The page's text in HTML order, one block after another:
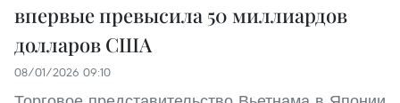
впервые превысила 50 миллиардов
долларов США
08/01/2026 09:10